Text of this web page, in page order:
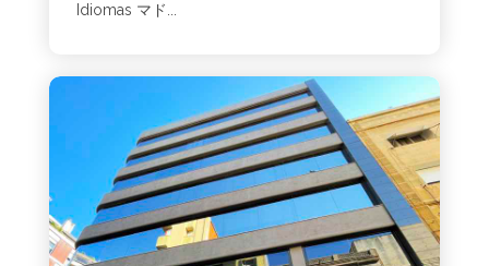
Idiomas マド...